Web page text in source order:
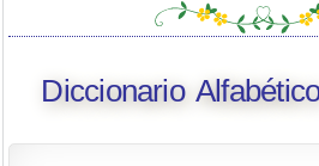
Diccionario